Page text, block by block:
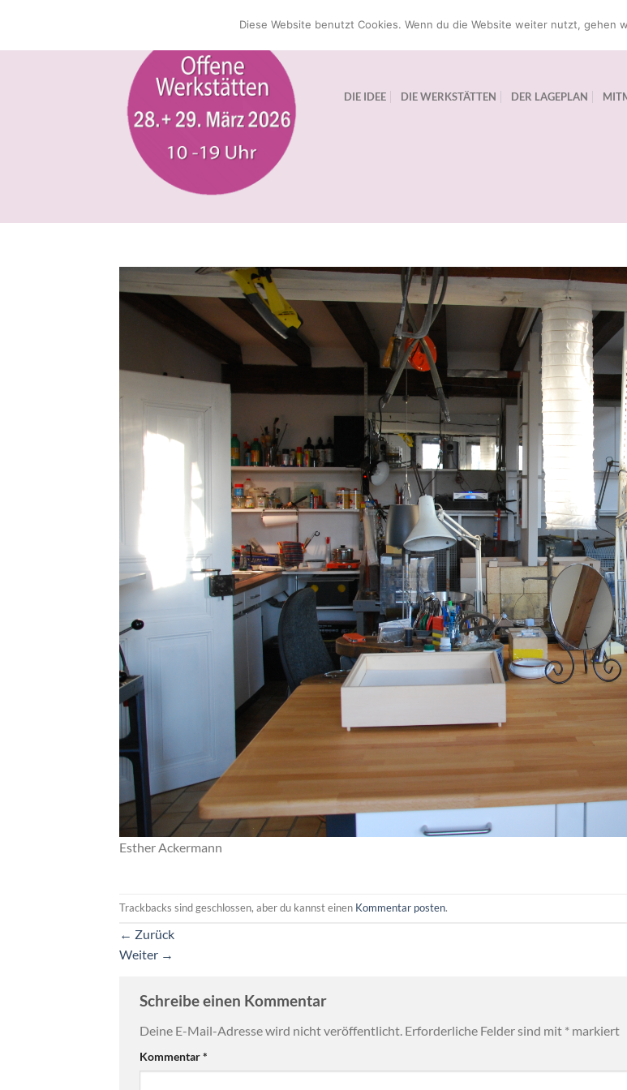
springen
DIE IDEE DIE WERKSTÄTTEN DER LAGEPLAN
Esther Ackermann
Trackbacks sind geschlossen, aber du kannst einen Kommentar posten.
← Zurück
Weiter →
Schreibe einen Kommentar
Deine E-Mail-Adresse wird nicht veröffentlicht. Erforderliche Felder sind mit * markiert
Kommentar*
Diese Website benutzt Cookies. Wenn du die Website weiter nutzt, gehen